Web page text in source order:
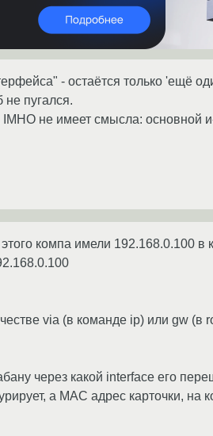
- остаётся только 'ещё
пугался.
не имеет смысла: основной
компа имели 192.168.0.100 в
via (в команде ip) или gw
через какой interface его
а MAC адрес карточки, на